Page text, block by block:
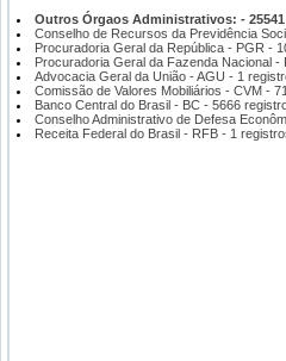
Outros Órgaos Administrativos: -
Conselho de Recursos da Previdência
Procuradoria Geral da República - PGR -
Procuradoria Geral da Fazenda Nacional
Advocacia Geral da União - AGU - 1
Comissão de Valores Mobiliários - CVM -
Banco Central do Brasil - BC - 5666
Conselho Administrativo de Defesa
Receita Federal do Brasil - RFB - 1